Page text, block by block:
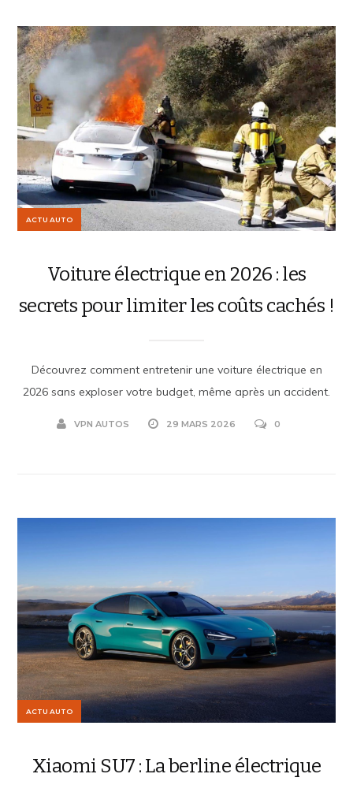
ACTU AUTO
Voiture électrique en 2026 : les
secrets pour limiter les coûts cachés !
Découvrez comment entretenir une voiture électrique en
2026 sans exploser votre budget, même après un accident.
VPN AUTOS 29 MARS 2026 0
ACTU AUTO
Xiaomi SU7 : La berline électrique